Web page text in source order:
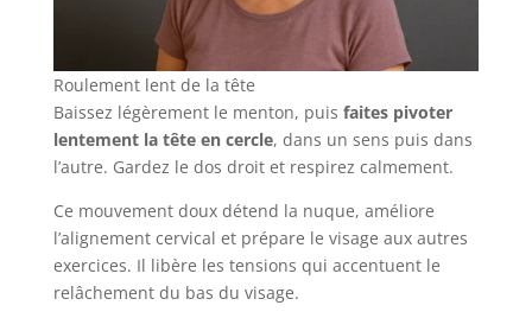
Roulement lent de la tête
Baissez légèrement le menton, puis faites pivoter
lentement la tête en cercle, dans un sens puis dans
l’autre. Gardez le dos droit et respirez calmement.
Ce mouvement doux détend la nuque, améliore
l’alignement cervical et prépare le visage aux autres
exercices. Il libère les tensions qui accentuent le
relâchement du bas du visage.